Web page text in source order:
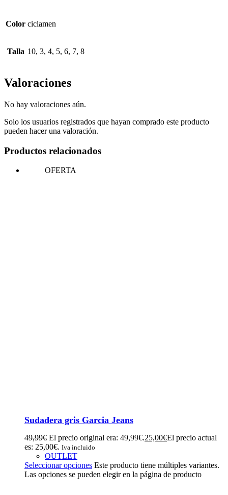
Color ciclamen
Talla 10, 3, 4, 5, 6, 7, 8
Valoraciones
No hay valoraciones aún.
Solo los usuarios registrados que hayan comprado este producto
pueden hacer una valoración.
Productos relacionados
OFERTA
Sudadera gris Garcia Jeans
49,99€ El precio original era: 49,99€.25,00€El precio actual
es: 25,00€. Iva incluido
OUTLET
Seleccionar opciones Este producto tiene múltiples variantes.
Las opciones se pueden elegir en la página de producto